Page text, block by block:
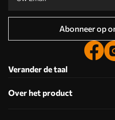
Abonneer op
Verander de taal
Over het product